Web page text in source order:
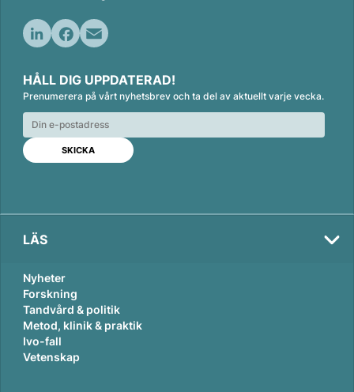
n
k
e
d
n
c
e
b
o
o
k
a
i
l
HÅLL DIG UPPDATERAD!
Prenumerera på vårt nyhetsbrev och ta del av aktuellt varje vecka.
LÄS
Nyheter
Forskning
Tandvård & politik
Metod, klinik & praktik
Ivo-fall
Vetenskap